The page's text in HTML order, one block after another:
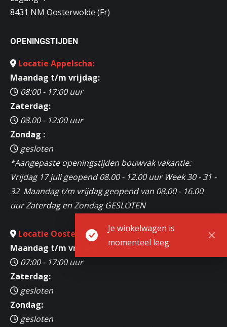
Je winkelwagen is
momenteel leeg.
8431 NM Oosterwolde (Fr)
OPENINGSTIJDEN
Locatie Appelscha:
Maandag t/m vrijdag:
08:00 - 17:00 uur
Zaterdag:
08.00 - 12:00 uur
Zondag :
gesloten
*Aangepaste openingstijden bouwvak vakantie:
Vrijdag 17 juli geopend 08.00 - 12.00 uur Week 30 - 31 -
32 Maandag t/m vrijdag geopend van 08.00 - 16.00
uur Zaterdag en Zondag GESLOTEN
Locatie Oosterwolde:
Maandag t/m vrijdag:
07:00 - 17:00 uur
Zaterdag:
gesloten
Zondag:
gesloten